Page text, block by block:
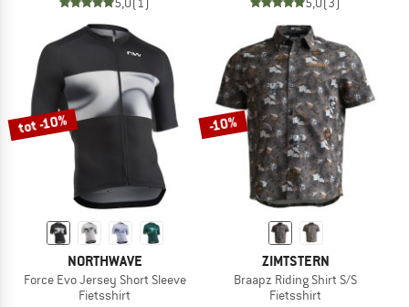
tot -10%
NORTHWAVE
Force Evo Jersey Short Sleeve
Fietsshirt
-10%
ZIMTSTERN
Braapz Riding Shirt S/S
Fietsshirt